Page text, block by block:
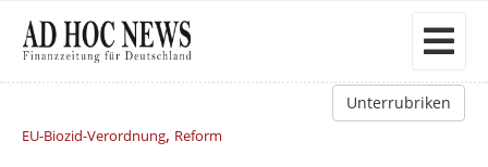
Unterrubriken
EU-Biozid-Verordnung, Reform